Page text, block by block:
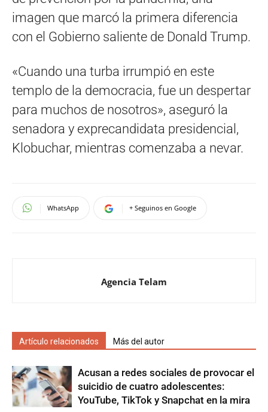
imagen que marcó la primera diferencia
con el Gobierno saliente de Donald Trump.
«Cuando una turba irrumpió en este
templo de la democracia, fue un despertar
para muchos de nosotros», aseguró la
senadora y exprecandidata presidencial,
Klobuchar, mientras comenzaba a nevar.
WhatsApp + Seguinos en Google
Agencia Telam
Artículo relacionados Más del autor
Acusan a redes sociales de provocar el
suicidio de cuatro adolescentes:
YouTube, TikTok y Snapchat en la mira